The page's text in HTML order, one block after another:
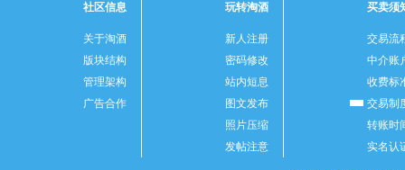
社区信息
关于淘酒
版块结构
管理架构
广告合作
玩转淘酒
新人注册
密码修改
站内短息
图文发布
照片压缩
发帖注意
买卖须
交易流
中介账
收费标
交易制
转账时
实名认